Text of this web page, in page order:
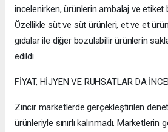
incelenirken, ürünlerin ambalaj ve etiket
Özellikle süt ve süt ürünleri, et ve et
gıdalar ile diğer bozulabilir ürünlerin
edildi.
FİYAT, HİJYEN VE RUHSATLAR DA
Zincir marketlerde gerçekleştirilen
ürünleriyle sınırlı kalınmadı. Marketlerin